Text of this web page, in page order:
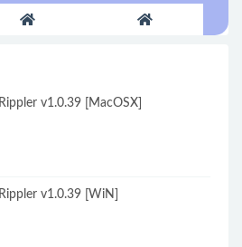
v1.0.39 [MacOSX]
v1.0.39 [WiN]